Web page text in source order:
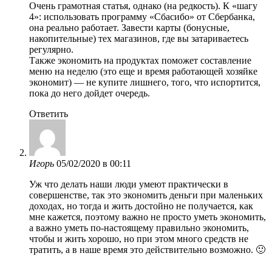
Очень грамотная статья, однако (на редкость). К «шагу
4»: использовать программу «Сбасибо» от Сбербанка,
она реально работает. Завести карты (бонусные,
накопительные) тех магазинов, где вы затариваетесь
регулярно.
Также экономить на продуктах поможет составление
меню на неделю (это еще и время работающей хозяйке
экономит) — не купите лишнего, того, что испортится,
пока до него дойдет очередь.
Ответить
Игорь 05/02/2020 в 00:11
Уж что делать наши люди умеют практически в
совершенстве, так это экономить деньги при маленьких
доходах, но тогда и жить достойно не получается, как
мне кажется, поэтому важно не просто уметь экономить,
а важно уметь по-настоящему правильно экономить,
чтобы и жить хорошо, но при этом много средств не
тратить, а в наше время это действительно возможно. 🙂